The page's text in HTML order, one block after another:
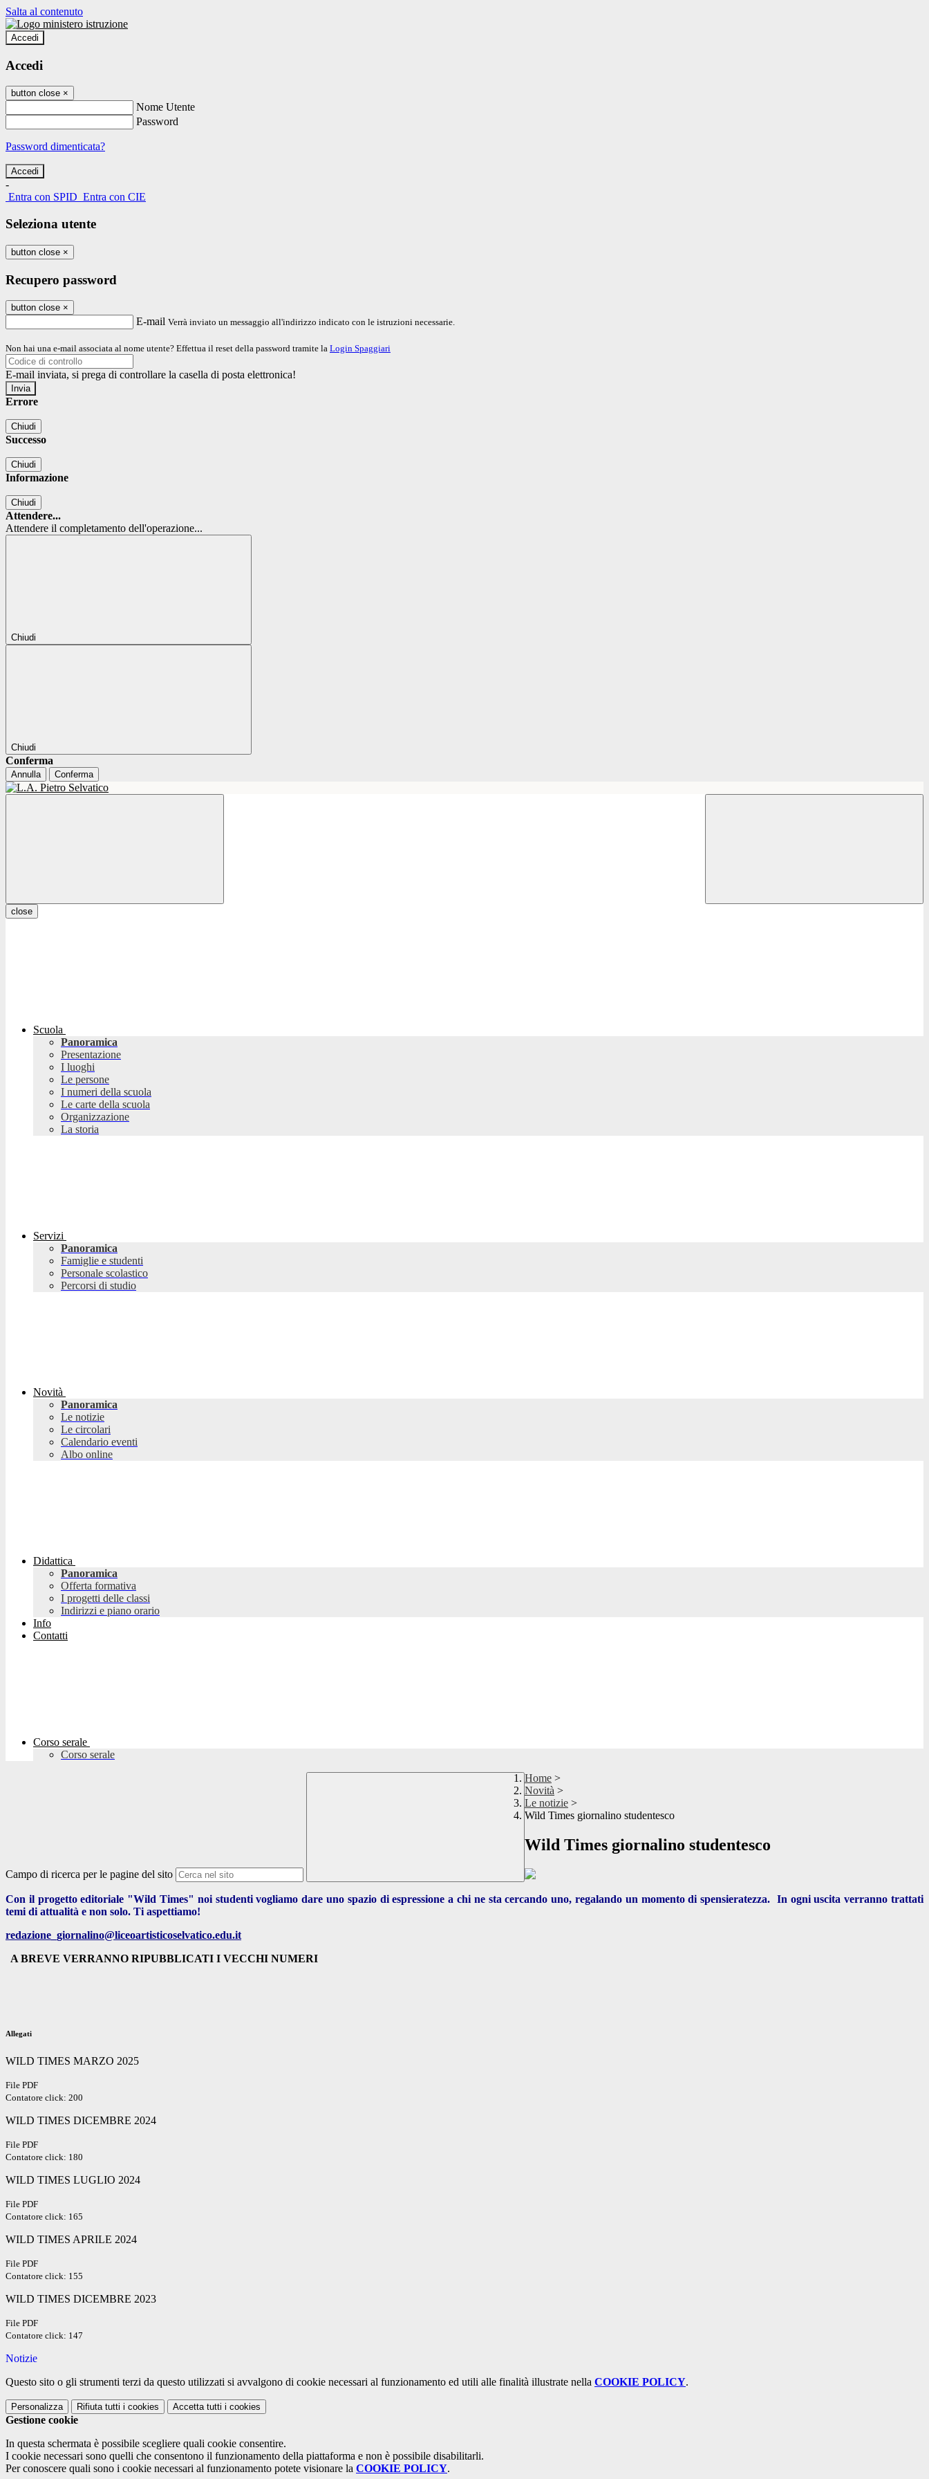
Salta al contenuto
Accedi
Accedi
button close ×
Nome Utente
Password
Password dimenticata?
-
Entra con SPID Entra con CIE
Seleziona utente
button close ×
Recupero password
button close ×
E-mail Verrà inviato un messaggio all'indirizzo indicato con le istruzioni necessarie.
Non hai una e-mail associata al nome utente? Effettua il reset della password tramite la Login Spaggiari
E-mail inviata, si prega di controllare la casella di posta elettronica!
Errore
Chiudi
Successo
Chiudi
Informazione
Chiudi
Attendere...
Attendere il completamento dell'operazione...
Chiudi
Chiudi
Conferma
Annulla Conferma
close
Scuola
Panoramica
Presentazione
I luoghi
Le persone
I numeri della scuola
Le carte della scuola
Organizzazione
La storia
Servizi
Panoramica
Famiglie e studenti
Personale scolastico
Percorsi di studio
Novità
Panoramica
Le notizie
Le circolari
Calendario eventi
Albo online
Didattica
Panoramica
Offerta formativa
I progetti delle classi
Indirizzi e piano orario
Info
Contatti
Corso serale
Corso serale
Campo di ricerca per le pagine del sito
Home >
Novità >
Le notizie >
Wild Times giornalino studentesco
Wild Times giornalino studentesco
Con il progetto editoriale "Wild Times" noi studenti vogliamo dare uno spazio di espressione a chi ne sta cercando uno, regalando un momento di spensieratezza. In ogni uscita verranno trattati
temi di attualità e non solo. Ti aspettiamo!
redazione_giornalino@liceoartisticoselvatico.edu.it
A BREVE VERRANNO RIPUBBLICATI I VECCHI NUMERI
Allegati
WILD TIMES MARZO 2025
File PDF
Contatore click: 200
WILD TIMES DICEMBRE 2024
File PDF
Contatore click: 180
WILD TIMES LUGLIO 2024
File PDF
Contatore click: 165
WILD TIMES APRILE 2024
File PDF
Contatore click: 155
WILD TIMES DICEMBRE 2023
File PDF
Contatore click: 147
Notizie
Questo sito o gli strumenti terzi da questo utilizzati si avvalgono di cookie necessari al funzionamento ed utili alle finalità illustrate nella COOKIE POLICY.
Personalizza Rifiuta tutti i cookies Accetta tutti i cookies
Gestione cookie
In questa schermata è possibile scegliere quali cookie consentire.
I cookie necessari sono quelli che consentono il funzionamento della piattaforma e non è possibile disabilitarli.
Per conoscere quali sono i cookie necessari al funzionamento potete visionare la COOKIE POLICY.